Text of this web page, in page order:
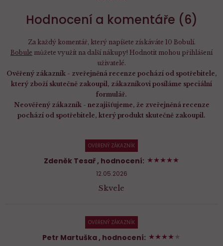
Hodnocení a komentáře (6)
Za každý komentář, který napíšete získáváte 10 Bobulí.
Bobule můžete využít na další nákupy! Hodnotit mohou přihlášení
uživatelé.
Ověřený zákazník - zveřejněná recenze pochází od spotřebitele,
který zboží skutečně zakoupil, zákazníkovi posíláme speciální
formulář.
Neověřený zákazník - nezajišťujeme, že zveřejněná recenze
pochází od spotřebitele, který produkt skutečně zakoupil.
OVĚŘENÝ ZÁKAZNÍK
Zdeněk Tesař , hodnocení: 100%
12.05.2026
Skvele
OVĚŘENÝ ZÁKAZNÍK
Petr Martuška , hodnocení: 80%